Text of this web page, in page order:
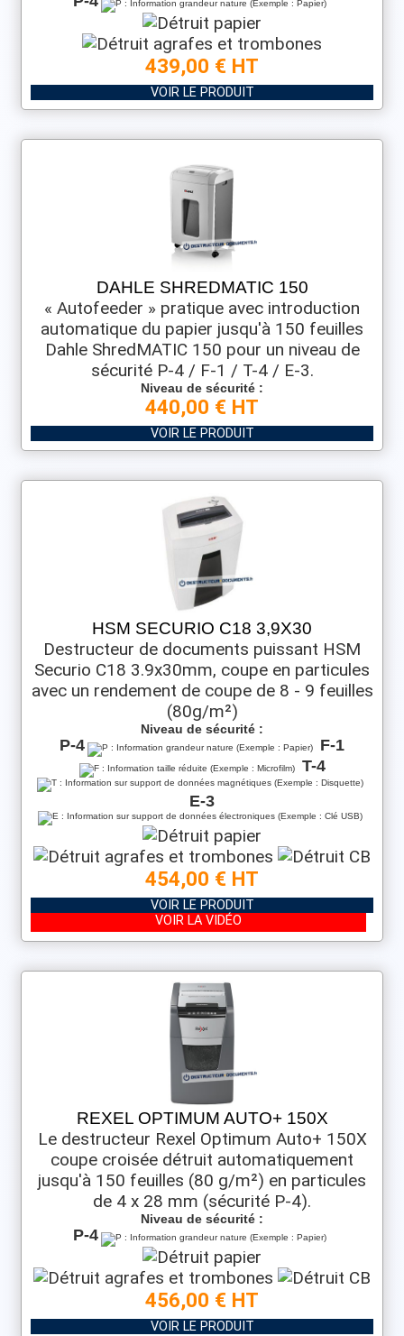
439,00 € HT
VOIR LE PRODUIT
DAHLE SHREDMATIC 150
« Autofeeder » pratique avec introduction
automatique du papier jusqu'à 150 feuilles
Dahle ShredMATIC 150 pour un niveau de
sécurité P-4 / F-1 / T-4 / E-3.
Niveau de sécurité :
440,00 € HT
VOIR LE PRODUIT
HSM SECURIO C18 3,9X30
Destructeur de documents puissant HSM
Securio C18 3.9x30mm, coupe en particules
avec un rendement de coupe de 8 - 9 feuilles
(80g/m²)
Niveau de sécurité :
P-4
F-1
T-4
E-3
454,00 € HT
VOIR LE PRODUIT
VOIR LA VIDÉO
REXEL OPTIMUM AUTO+ 150X
Le destructeur Rexel Optimum Auto+ 150X
coupe croisée détruit automatiquement
jusqu'à 150 feuilles (80 g/m²) en particules
de 4 x 28 mm (sécurité P-4).
Niveau de sécurité :
P-4
456,00 € HT
VOIR LE PRODUIT